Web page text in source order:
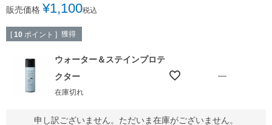
販売価格 ¥1,100税込
[ 10 ポイント ] 獲得
ウォーター＆ステインプロテ
クター
在庫切れ
—
申し訳ございません。ただいま在庫がございません。